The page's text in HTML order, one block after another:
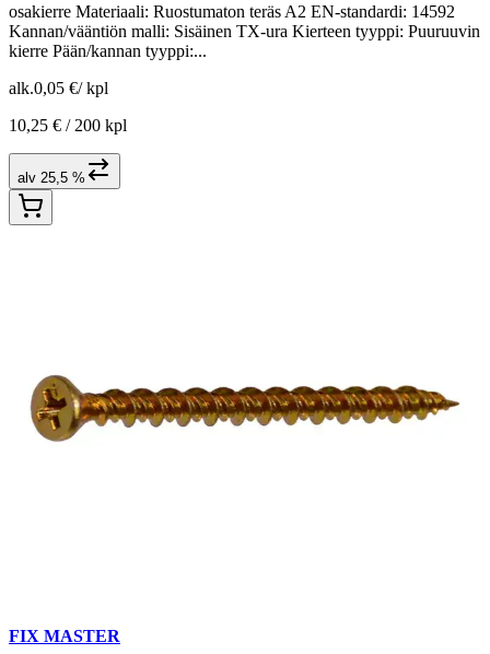
osakierre Materiaali: Ruostumaton teräs A2 EN-standardi: 14592
Kannan/vääntiön malli: Sisäinen TX-ura Kierteen tyyppi: Puuruuvin
kierre Pään/kannan tyyppi:...
alk.0,05 €/ kpl
10,25 € / 200 kpl
alv 25,5 %
FIX MASTER